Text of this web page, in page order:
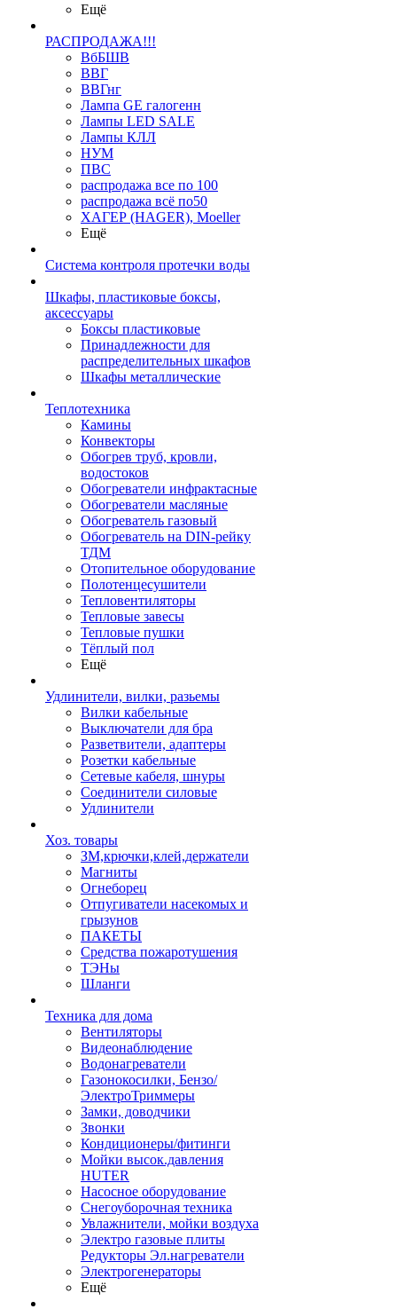
Ещё
РАСПРОДАЖА!!!
ВбБШВ
ВВГ
ВВГнг
Лампа GE галогенн
Лампы LED SALE
Лампы КЛЛ
НУМ
ПВС
распродажа все по 100
распродажа всё по50
ХАГЕР (HAGER), Moeller
Ещё
Система контроля протечки воды
Шкафы, пластиковые боксы,
аксессуары
Боксы пластиковые
Принадлежности для
распределительных шкафов
Шкафы металлические
Теплотехника
Камины
Конвекторы
Обогрев труб, кровли,
водостоков
Обогреватели инфрактасные
Обогреватели масляные
Обогреватель газовый
Обогреватель на DIN-рейку
ТДМ
Отопительное оборудование
Полотенцесушители
Тепловентиляторы
Тепловые завесы
Тепловые пушки
Тёплый пол
Ещё
Удлинители, вилки, разьемы
Вилки кабельные
Выключатели для бра
Разветвители, адаптеры
Розетки кабельные
Сетевые кабеля, шнуры
Соединители силовые
Удлинители
Хоз. товары
ЗМ,крючки,клей,держатели
Магниты
Огнеборец
Отпугиватели насекомых и
грызунов
ПАКЕТЫ
Средства пожаротушения
ТЭНы
Шланги
Техника для дома
Вентиляторы
Видеонаблюдение
Водонагреватели
Газонокосилки, Бензо/
ЭлектроТриммеры
Замки, доводчики
Звонки
Кондиционеры/фитинги
Мойки высок.давления
HUTER
Насосное оборудование
Снегоуборочная техника
Увлажнители, мойки воздуха
Электро газовые плиты
Редукторы Эл.нагреватели
Электрогенераторы
Ещё